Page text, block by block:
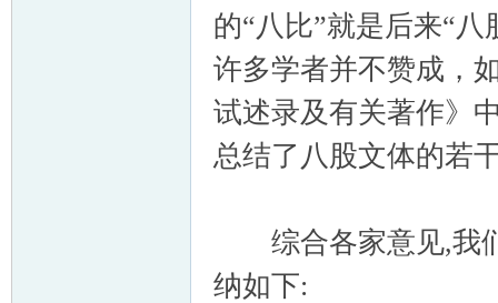
的“八比”就是后来“
许多学者并不赞成，
试述录及有关著作》
总结了八股文体的若
综合各家意见,我们
纳如下: